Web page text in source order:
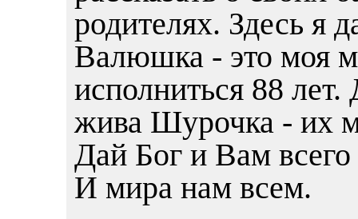
родителях. Здесь я
Валюшка - это моя
исполниться 88
жива Шурочка - их
Дай Бог и Вам всего
И мира нам всем.